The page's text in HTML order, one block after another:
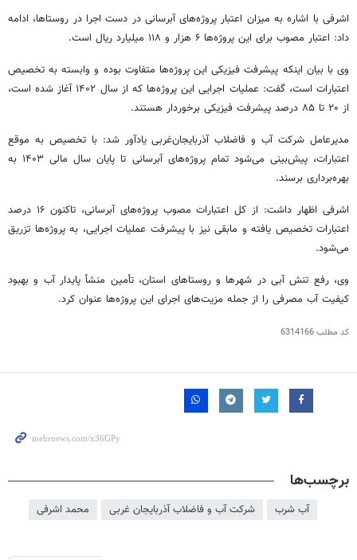
اشرفی با اشاره به میزان اعتبار پروژه‌های آبرسانی در دست اجرا در روستاها، ادامه
داد: اعتبار مصوب برای این پروژه‌ها ۶ هزار و ۱۱۸ میلیارد ریال است.
وی با بیان اینکه پیشرفت فیزیکی این پروژه‌ها متفاوت بوده و وابسته به تخصیص
اعتبارات است، گفت: عملیات اجرایی این پروژه‌ها که از سال ۱۴۰۲ آغاز شده است،
از ۲۰ تا ۸۵ درصد پیشرفت فیزیکی برخوردار هستند.
مدیرعامل شرکت آب و فاضلاب آذربایجان‌غربی یادآور شد: با تخصیص به موقع
اعتبارات، پیش‌بینی می‌شود تمام پروژه‌های آبرسانی تا پایان سال مالی ۱۴۰۳ به
بهره‌برداری برسند.
اشرفی اظهار داشت: از کل اعتبارات مصوب پروژه‌های آبرسانی، تاکنون ۱۶ درصد
اعتبارات تخصیص یافته و مابقی نیز با پیشرفت عملیات اجرایی، به پروژه‌ها تزریق
می‌شود.
وی، رفع تنش آبی در شهرها و روستاهای استان، تأمین منشأ پایدار آب و بهبود
کیفیت آب مصرفی را از جمله مزیت‌های اجرای این پروژه‌ها عنوان کرد.
کد مطلب6314166
برچسب‌ها
آب شرب شرکت آب و فاضلاب آذربایجان غربی محمد اشرفی